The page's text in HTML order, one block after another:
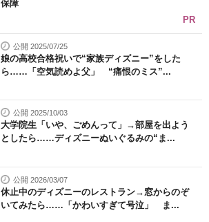
保障
PR
公開 2025/07/25
娘の高校合格祝いで“家族ディズニー”をした
ら……「空気読めよ父」 “痛恨のミス”...
公開 2025/10/03
大学院生「いや、ごめんって」→部屋を出よう
としたら……ディズニーぬいぐるみの“ま...
公開 2026/03/07
休止中のディズニーのレストラン→窓からのぞ
いてみたら……「かわいすぎて号泣」 ま...